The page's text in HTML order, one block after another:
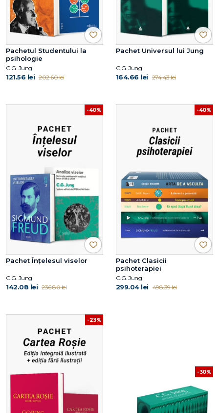
Pachetul Studentului la
psihologie
C.G. Jung
121.56 lei 202.60 lei
Pachet Universul lui Jung
C.G. Jung
164.66 lei 274.43 lei
-40%
Pachet Înțelesul viselor
C.G. Jung
142.08 lei 236.80 lei
-40%
Pachet Clasicii
psihoterapiei
C.G. Jung
299.04 lei 498.39 lei
-23%
-30%